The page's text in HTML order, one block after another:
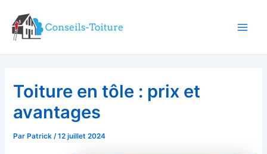
contenu
Toiture en tôle : prix et
avantages
Par Patrick/12 juillet 2024